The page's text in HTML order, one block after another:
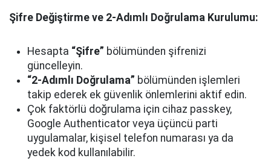
Şifre Değiştirme ve 2-Adımlı Doğrulama Kurulumu:
Hesapta “Şifre” bölümünden şifrenizi
güncelleyin.
“2-Adımlı Doğrulama” bölümünden işlemleri
takip ederek ek güvenlik önlemlerini aktif edin.
Çok faktörlü doğrulama için cihaz passkey,
Google Authenticator veya üçüncü parti
uygulamalar, kişisel telefon numarası ya da
yedek kod kullanılabilir.